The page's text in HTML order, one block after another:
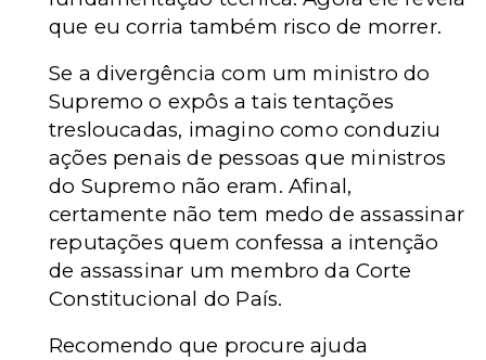
que eu corria também risco de morrer.
Se a divergência com um ministro do
Supremo o expôs a tais tentações
tresloucadas, imagino como conduziu
ações penais de pessoas que ministros
do Supremo não eram. Afinal,
certamente não tem medo de assassinar
reputações quem confessa a intenção
de assassinar um membro da Corte
Constitucional do País.
Recomendo que procure ajuda